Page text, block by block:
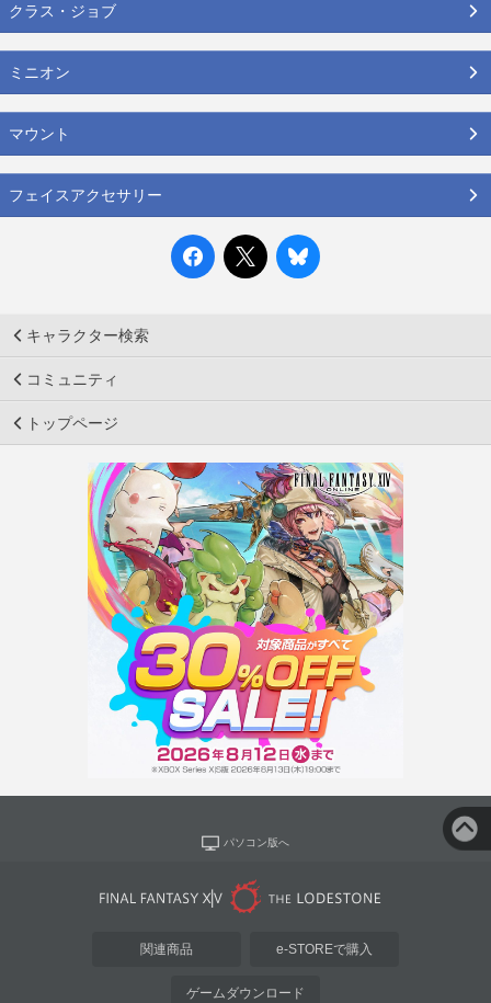
クラス・ジョブ
ミニオン
マウント
フェイスアクセサリー
キャラクター検索
コミュニティ
トップページ
パソコン版へ
関連商品 e-STOREで購入
ゲームダウンロード